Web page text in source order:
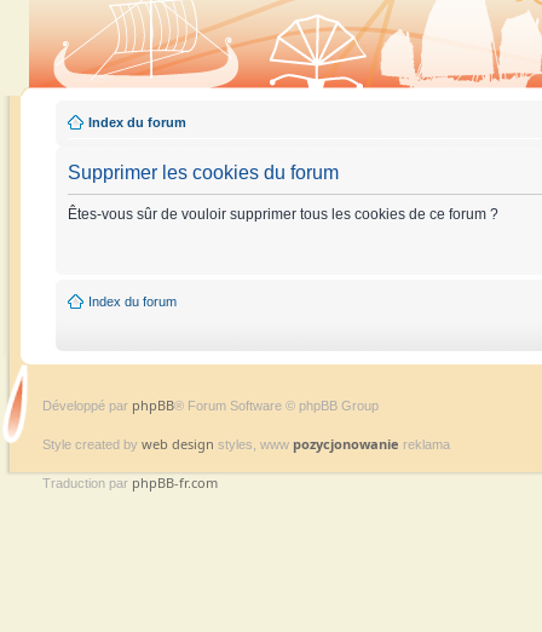
Index du forum
Supprimer les cookies du forum
Êtes-vous sûr de vouloir supprimer tous les cookies de ce forum ?
Index du forum
Développé par phpBB® Forum Software © phpBB Group
Style created by web design styles, www pozycjonowanie reklama
Traduction par phpBB-fr.com